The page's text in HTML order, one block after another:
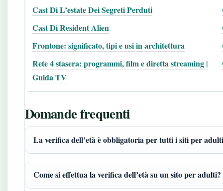
Cast Di L’estate Dei Segreti Perduti
Cast Di Resident Alien
Frontone: significato, tipi e usi in architettura
Rete 4 stasera: programmi, film e diretta streaming |
Guida TV
Domande frequenti
La verifica dell’età è obbligatoria per tutti i siti per
Come si effettua la verifica dell’età su un sito per adulti?